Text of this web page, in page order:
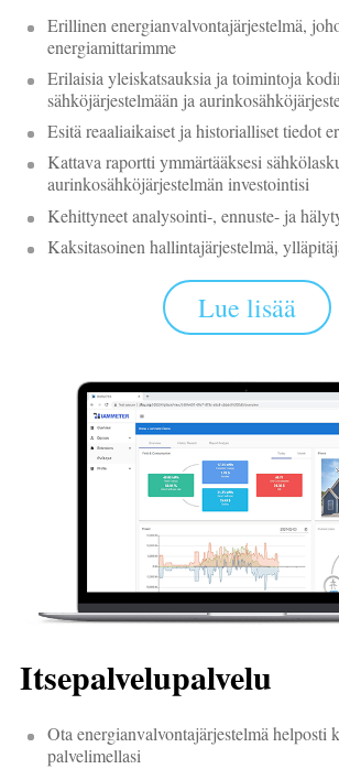
Erillinen energianvalvontajärjestelmä,
energiamittarimme
Erilaisia yleiskatsauksia ja toimintoja
sähköjärjestelmään ja
Esitä reaaliaikaiset ja historialliset tiedot
Kattava raportti ymmärtääksesi
aurinkosähköjärjestelmän investointisi
Kehittyneet analysointi-, ennuste- ja
Kaksitasoinen hallintajärjestelmä,
Lue lisää
Itsepalvelupalvelu
Ota energianvalvontajärjestelmä helposti
palvelimellasi